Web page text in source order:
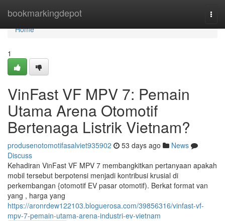
bookmarkingdepot
Home
Home
1
VinFast VF MPV 7: Pemain
Utama Arena Otomotif
Bertenaga Listrik Vietnam?
produsenotomotifasalviet935902 53 days ago
News
Discuss
Kehadiran VinFast VF MPV 7 membangkitkan pertanyaan apakah
mobil tersebut berpotensi menjadi kontribusi krusial di
perkembangan {otomotif EV pasar otomotif). Berkat format van
yang , harga yang
https://aronrdew122103.bloguerosa.com/39856316/vinfast-vf-
mpv-7-pemain-utama-arena-industri-ev-vietnam